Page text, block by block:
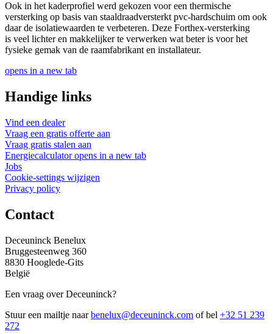
Ook in het kaderprofiel werd gekozen voor een thermische
versterking op basis van staaldraadversterkt pvc-hardschuim om ook
daar de isolatiewaarden te verbeteren. Deze Forthex-versterking
is veel lichter en makkelijker te verwerken wat beter is voor het
fysieke gemak van de raamfabrikant en installateur.
opens in a new tab
Handige links
Vind een dealer
Vraag een gratis offerte aan
Vraag gratis stalen aan
Energiecalculator opens in a new tab
Jobs
Cookie-settings wijzigen
Privacy policy
Contact
Deceuninck Benelux
Bruggesteenweg 360
8830 Hooglede-Gits
België
Een vraag over Deceuninck?
Stuur een mailtje naarbenelux@deceuninck.com of bel +32 51 239
272